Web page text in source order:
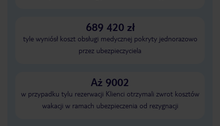
689 420 zł
tyle wyniósł koszt obsługi medycznej pokryty jednorazowo
przez ubezpieczyciela
Aż 9002
w przypadku tylu rezerwacji Klienci otrzymali zwrot kosztów
wakacji w ramach ubezpieczenia od rezygnacji